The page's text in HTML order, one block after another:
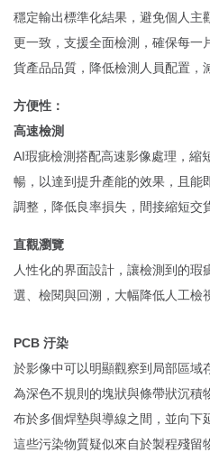
穩定輸出標準化結果，避免個人主
更一致，支援全面檢測，確保每一
貨產品品質，降低檢測人員配置，
方便性：
高速檢測
AI瑕疵檢測搭配高速影像處理，縮
暢，以達到提升產能的效果，且能
調整，降低良率損失，間接縮短交
直觀瀏覽
人性化的界面設計，讓檢測到的瑕
選、檢閱與回溯，大幅降低人工檢
PCB 汙染
於影像中可以明顯觀察到局部區域
為深色不規則的塊狀與條帶狀沉積
布於多個焊墊與導線之間，並向下
這些污染物質疑似來自於製程殘留